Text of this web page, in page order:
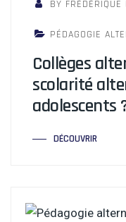
BY FRÉDÉRIQUE
PÉDAGOGIE
Collèges
scolarité
adolescents
DÉCOUVRIR